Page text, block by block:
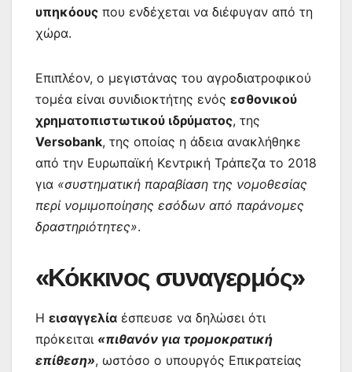
υπηκόους που ενδέχεται να διέφυγαν από τη
χώρα.
Επιπλέον, ο μεγιστάνας του αγροδιατροφικού
τομέα είναι συνιδιοκτήτης ενός εσθονικού
χρηματοπιστωτικού ιδρύματος, της
Versobank, της οποίας η άδεια ανακλήθηκε
από την Ευρωπαϊκή Κεντρική Τράπεζα το 2018
για «συστηματική παραβίαση της νομοθεσίας
περί νομιμοποίησης εσόδων από παράνομες
δραστηριότητες».
«Κόκκινος συναγερμός»
Η εισαγγελία έσπευσε να δηλώσει ότι
πρόκειται «πιθανόν για τρομοκρατική
επίθεση», ωστόσο ο υπουργός Επικρατείας